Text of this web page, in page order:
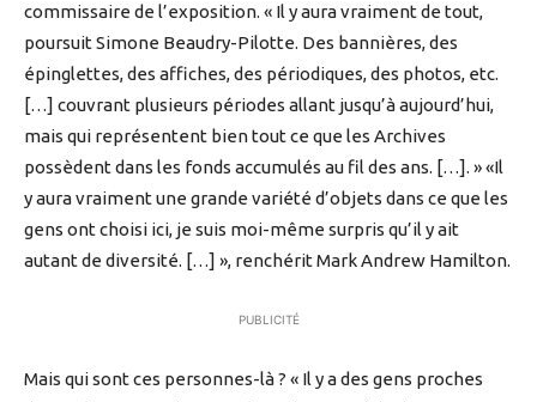
commissaire de l’exposition. « Il y aura vraiment de tout,
poursuit Simone Beaudry-Pilotte. Des bannières, des
épinglettes, des affiches, des périodiques, des photos, etc.
[…] couvrant plusieurs périodes allant jusqu’à aujourd’hui,
mais qui représentent bien tout ce que les Archives
possèdent dans les fonds accumulés au fil des ans. […]. » «Il
y aura vraiment une grande variété d’objets dans ce que les
gens ont choisi ici, je suis moi-même surpris qu’il y ait
autant de diversité. […] », renchérit Mark Andrew Hamilton.
PUBLICITÉ
Mais qui sont ces personnes-là ? « Il y a des gens proches